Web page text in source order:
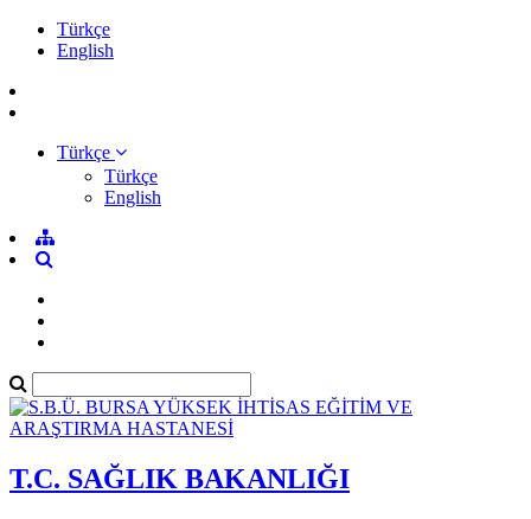
Türkçe
English
Türkçe
Türkçe
English
T.C. SAĞLIK BAKANLIĞI